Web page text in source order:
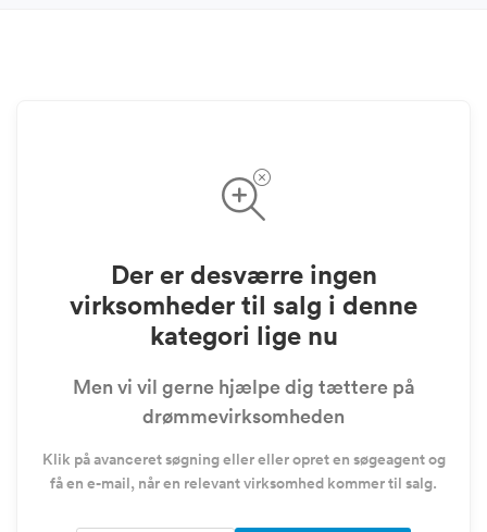
Der er desværre ingen
virksomheder til salg i denne
kategori lige nu
Men vi vil gerne hjælpe dig tættere på
drømmevirksomheden
Klik på avanceret søgning eller eller opret en søgeagent og
få en e-mail, når en relevant virksomhed kommer til salg.